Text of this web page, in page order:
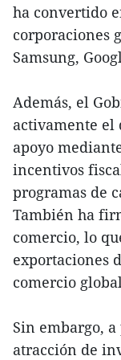
ha convertido
corporaciones
Samsung,
Además, el
activamente el
apoyo
incentivos
programas de
También ha
comercio, lo
exportaciones
comercio
Sin embargo,
atracción de